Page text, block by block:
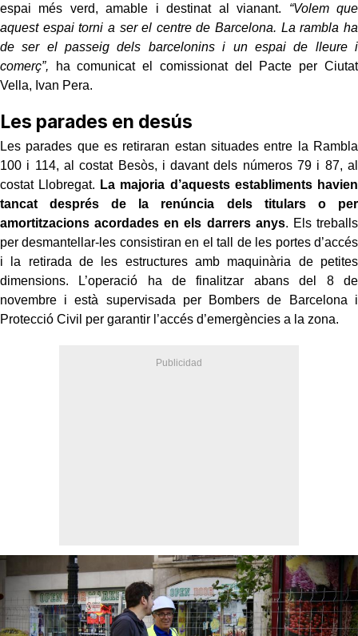
espai més verd, amable i destinat al vianant. “Volem que
aquest espai torni a ser el centre de Barcelona. La rambla ha
de ser el passeig dels barcelonins i un espai de lleure i
comerç”, ha comunicat el comissionat del Pacte per Ciutat
Vella, Ivan Pera.
Les parades en desús
Les parades que es retiraran estan situades entre la Rambla
100 i 114, al costat Besòs, i davant dels números 79 i 87, al
costat Llobregat. La majoria d’aquests establiments havien
tancat després de la renúncia dels titulars o per
amortitzacions acordades en els darrers anys. Els treballs
per desmantellar-les consistiran en el tall de les portes d’accés
i la retirada de les estructures amb maquinària de petites
dimensions. L’operació ha de finalitzar abans del 8 de
novembre i està supervisada per Bombers de Barcelona i
Protecció Civil per garantir l’accés d’emergències a la zona.